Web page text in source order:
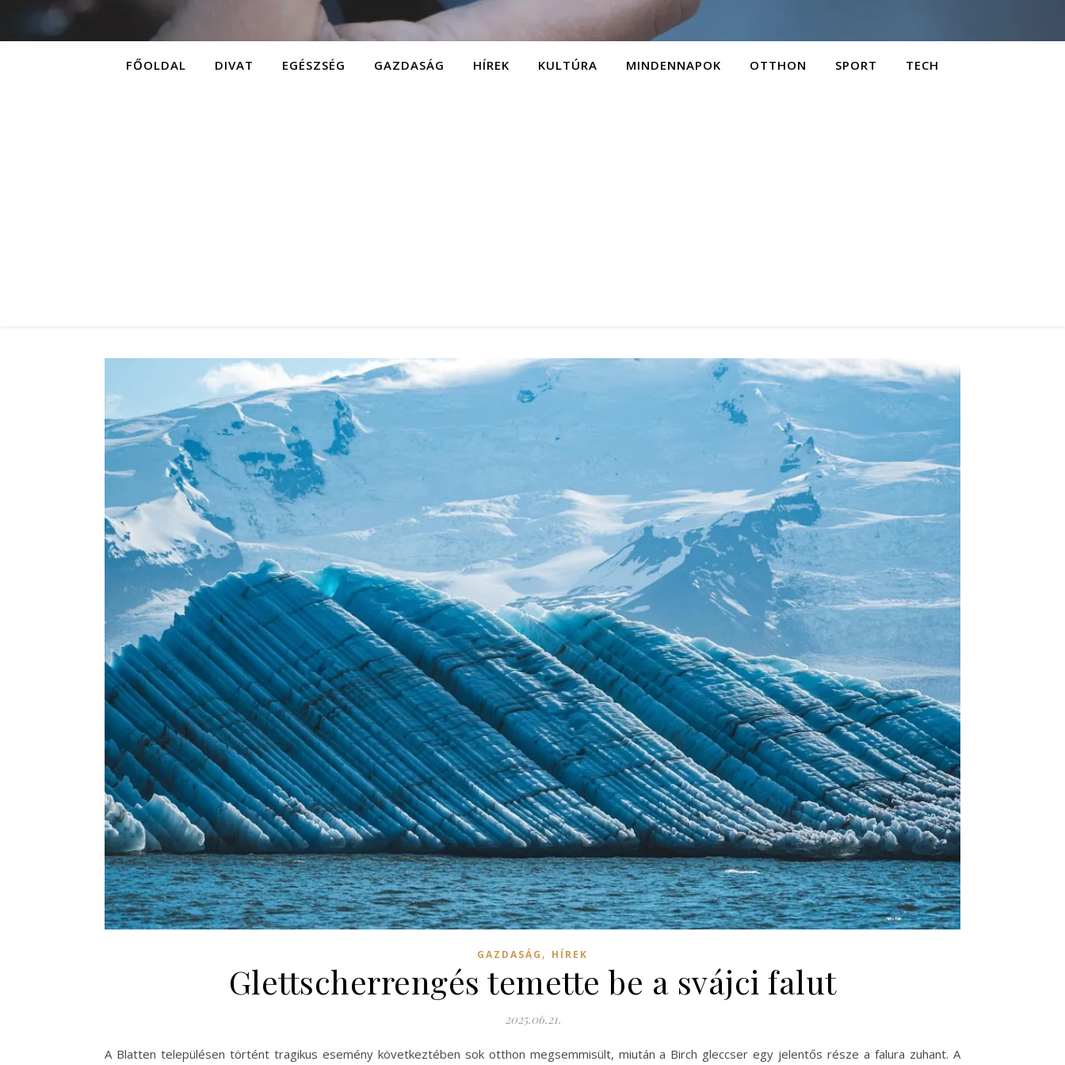
FŐOLDAL DIVAT EGÉSZSÉG GAZDASÁG HÍREK KULTÚRA MINDENNAPOK OTTHON SPORT TECH
GAZDASÁG , HÍREK
Glettscherrengés temette be a svájci falut
2025.06.21.
A Blatten településen történt tragikus esemény következtében sok otthon megsemmisült, miután a Birch gleccser egy jelentős része a falura zuhant. A